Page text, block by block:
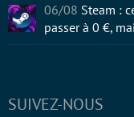
SUIVEZ-NOUS
06/08 Steam :
passer à 0 €,